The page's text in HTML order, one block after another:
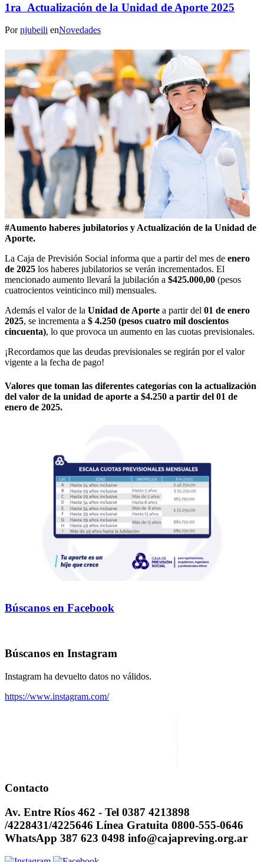
1ra Actualización de la Unidad de Aporte 2025
Pornjubeili enNovedades
#Aumento haberes jubilatorios y Actualización de la Unidad de
Aporte.
La Caja de Previsión Social informa que a partir del mes de enero
de 2025 los haberes jubilatorios se verán incrementados. El
mencionado aumento llevará la jubilación a $425.000,00 (pesos
cuatrocientos veinticinco mil) mensuales.
Además el valor de la Unidad de Aporte a partir del 01 de enero
2025, se incrementa a $ 4.250 (pesos cuatro mil doscientos
cincuenta), lo que provoca un aumento en las cuotas previsionales.
¡Recordamos que las deudas previsionales se regirán por el valor
vigente a la fecha de pago!
Valores que toman las diferentes categorías con la actualización
del valor de la unidad de aporte a $4.250 a partir del 01 de
enero de 2025.
Búscanos en Facebook
Búscanos en Instagram
Instagram ha devuelto datos no válidos.
https://www.instagram.com/
Contacto
Av. Entre Ríos 462 - Tel 0387 4213898
/4228431/4225646 Línea Gratuita 0800-555-0646
WhatsApp 387 623 0498 info@cajapreving.org.ar